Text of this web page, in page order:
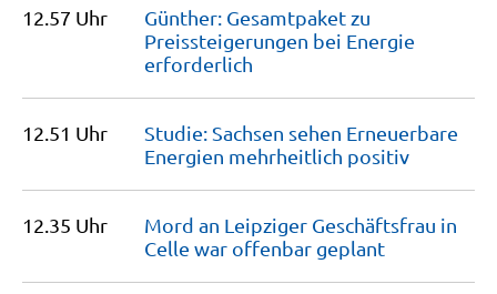
12.57 Uhr
Günther: Gesamtpaket zu
Preissteigerungen bei Energie
erforderlich
12.51 Uhr
Studie: Sachsen sehen Erneuerbare
Energien mehrheitlich positiv
12.35 Uhr
Mord an Leipziger Geschäftsfrau in
Celle war offenbar geplant